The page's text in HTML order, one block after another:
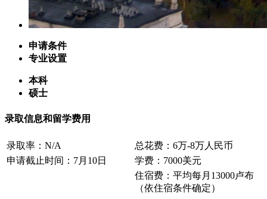
申请条件
专业设置
本科
硕士
录取信息和留学费用
录取率：N/A
总花费：6万-8万人民币
申请截止时间：7月10日
学费：7000美元
住宿费：平均每月13000卢布
（依住宿条件确定）